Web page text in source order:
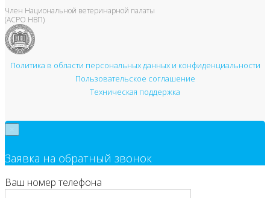
Член Национальной ветеринарной палаты
(АСРО НВП)
Политика в области персональных данных и конфиденциальности
Пользовательское соглашение
Техническая поддержка
Заявка на обратный звонок
Ваш номер телефона